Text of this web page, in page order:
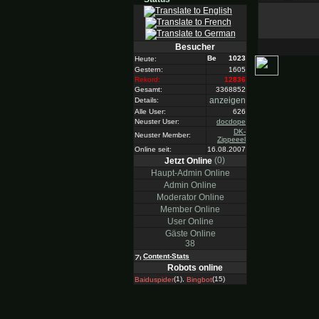
Besucher
Heute:
1023
Gestern:
1605
Rekord:
12836
Gesamt:
3368852
Details:
anzeigen
Alle User:
626
Neuster User:
docdope
Neuster Member:
DK-
Zippeeel
Online seit:
16.08.2007
Jetzt Online (0)
Haupt-Admin Online
Admin Online
Moderator Online
Member Online
User Online
Gäste Online
38
Content-Stats
Robots online
Baiduspider(1), Bingbot(15)